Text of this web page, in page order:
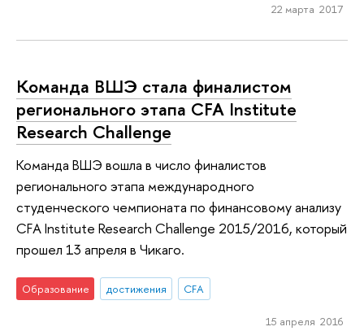
22 марта 2017
Команда ВШЭ стала финалистом
регионального этапа CFA Institute
Research Challenge
Команда ВШЭ вошла в число финалистов
регионального этапа международного
студенческого чемпионата по финансовому анализу
CFA Institute Research Challenge 2015/2016, который
прошел 13 апреля в Чикаго.
Образование достижения CFA
15 апреля 2016